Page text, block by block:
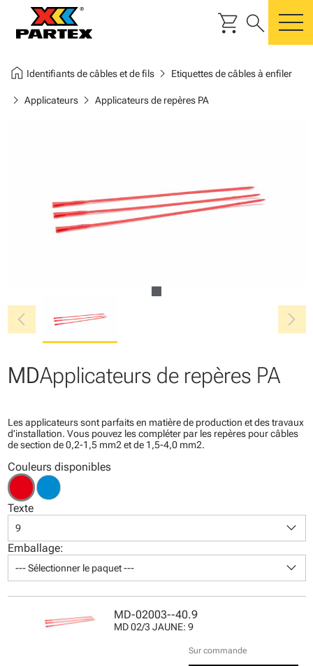
shopping_cart search
home Identifiants de câbles et de filschevron_right Etiquettes de câbles à enfiler
chevron_right Applicateurschevron_right Applicateurs de repères PA
chevron_left chevron_right
MDApplicateurs de repères PA
Les applicateurs sont parfaits en matière de production et des travaux
d’installation. Vous pouvez les compléter par les repères pour câbles
de section de 0,2-1,5 mm2 et de 1,5-4,0 mm2.
Couleurs disponibles
Texte
9 keyboard_arrow_down
Emballage:
--- Sélectionner le paquet --- keyboard_arrow_down
MD-02003--40.9
MD 02/3 JAUNE: 9
Sur commande